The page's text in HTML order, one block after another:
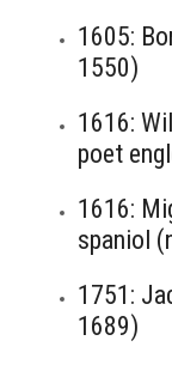
1605:
1550)
1616:
poet
1616:
spaniol
1751:
1689)